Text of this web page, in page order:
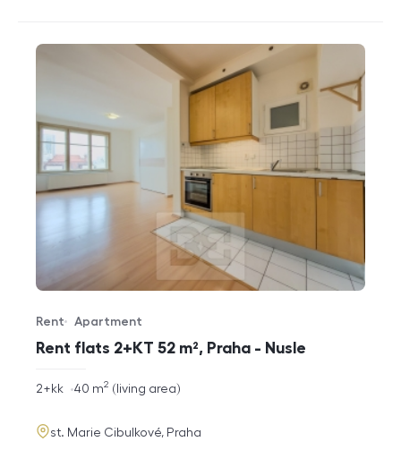
Rent flats 2+KT 52 m², Praha - Nusle
Offer type
Rent
Property type
Apartment
rozměry
disposition
2+kk living area
40 m2
adresa
st. Marie Cibulkové, Praha